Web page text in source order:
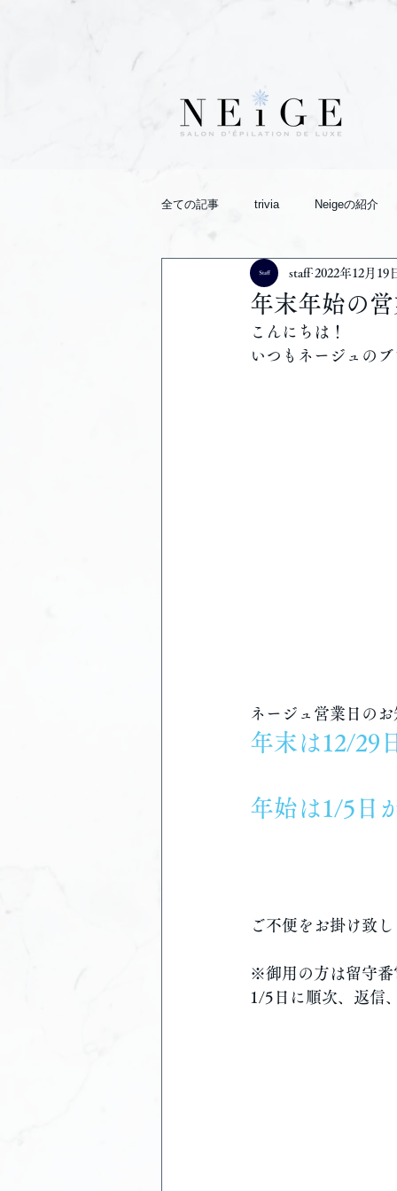
全ての記事 trivia Neigeの紹介
年末年始の
staff 2022年12月19
こんにちは！
いつもネージュの
ネージュ営業日の
年末は12/29
年始は1/5日
ご不便をお掛け致
※御用の方は留守番
1/5日に順次、返信